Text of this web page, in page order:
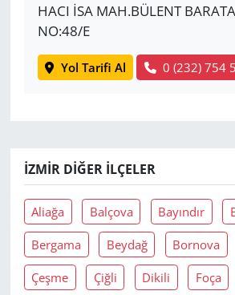
HACI İSA MAH.BÜLENT
NO:48/E
Yol Tarifi Al 0 (232) 754
İZMIR DIĞER İLÇELER
Aliağa Balçova Bayındır
Bergama Beydağ Bornova
Çeşme Çiğli Dikili Foça